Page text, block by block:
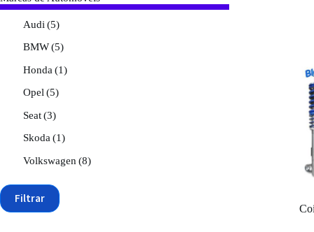
Audi (5)
BMW(5)
Honda (1)
Opel(5)
Seat(3)
Skoda(1)
Volkswagen (8)
Filtrar